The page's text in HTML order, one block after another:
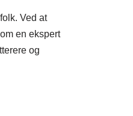
Ved at
en ekspert
og